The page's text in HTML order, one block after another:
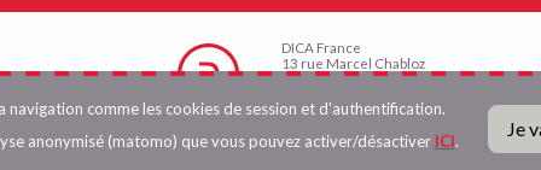
DICA France
13 rue Marcel Chabloz
38400 Saint-Martin d’Hères
Fax 04 76 15 23 55
navigation comme les cookies de session et d'authentification.
anonymisé (matomo) que vous pouvez activer/désactiver ICI.
Je